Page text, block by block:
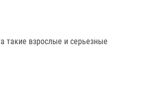
такие взрослые и серьезные